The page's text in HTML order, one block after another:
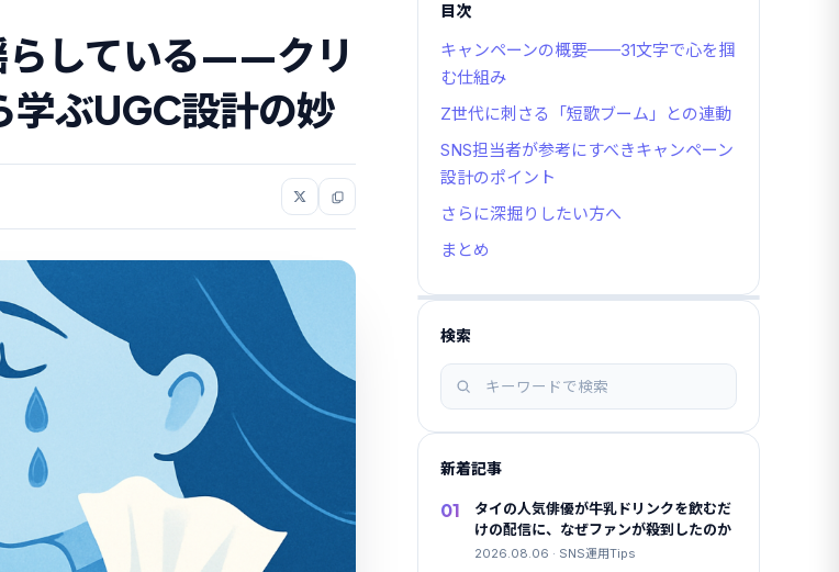
らしている——クリ
学ぶUGC設計の妙
目次
キャンペーンの概要——31文字で心を掴
む仕組み
Z世代に刺さる「短歌ブーム」との連動
SNS担当者が参考にすべきキャンペーン
設計のポイント
さらに深掘りしたい方へ
まとめ
検索
記
事
を
検
新着記事
01
タイの人気俳優が牛乳ドリンクを飲むだ
けの配信に、なぜファンが殺到したのか
2026.08.06 · SNS運用Tips